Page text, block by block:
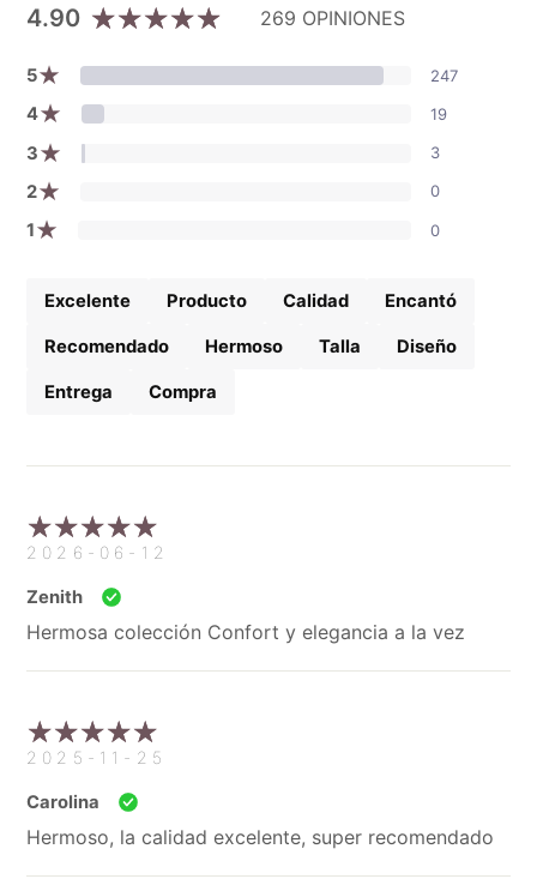
4.90 269 OPINIONES
5★ 247
4★ 19
3★ 3
2★ 0
1★ 0
Excelente Producto Calidad Encantó
Recomendado Hermoso Talla Diseño
Entrega Compra
2026-06-12
Zenith
Hermosa colección Confort y elegancia a la vez
2025-11-25
Carolina
Hermoso, la calidad excelente, super recomendado